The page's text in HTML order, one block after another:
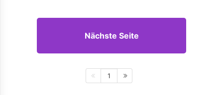
Nächste Seite
1